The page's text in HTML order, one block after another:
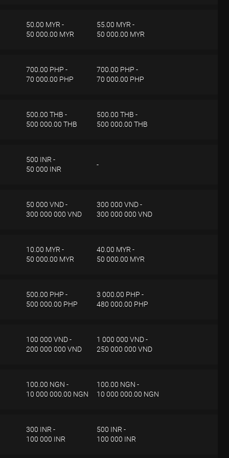
parte de Investizo, la solicitud de retiro se ejecutará dentro de los 2 días
50.00 MYR -
50 000.00 MYR
55.00 MYR -
50 000.00 MYR
parte de Investizo, la solicitud de retiro se ejecutará dentro de los 2 días
700.00 PHP -
70 000.00 PHP
700.00 PHP -
70 000.00 PHP
parte de Investizo, la solicitud de retiro se ejecutará dentro de los 2 días
500.00 THB -
500 000.00 THB
500.00 THB -
500 000.00 THB
parte de Investizo, la solicitud de retiro se ejecutará dentro de los 2 días
500 INR -
50 000 INR
-
parte de Investizo, la solicitud de retiro se ejecutará dentro de los 2 días
50 000 VND -
300 000 000 VND
300 000 VND -
300 000 000 VND
parte de Investizo, la solicitud de retiro se ejecutará dentro de los 2 días
10.00 MYR -
50 000.00 MYR
40.00 MYR -
50 000.00 MYR
parte de Investizo, la solicitud de retiro se ejecutará dentro de los 2 días
500.00 PHP -
500 000.00 PHP
3 000.00 PHP -
480 000.00 PHP
parte de Investizo, la solicitud de retiro se ejecutará dentro de los 2 días
100 000 VND -
200 000 000 VND
1 000 000 VND -
250 000 000 VND
parte de Investizo, la solicitud de retiro se ejecutará dentro de los 2 días
100.00 NGN -
10 000 000.00 NGN
100.00 NGN -
10 000 000.00 NGN
parte de Investizo, la solicitud de retiro se ejecutará dentro de los 2 días
300 INR -
100 000 INR
500 INR -
100 000 INR